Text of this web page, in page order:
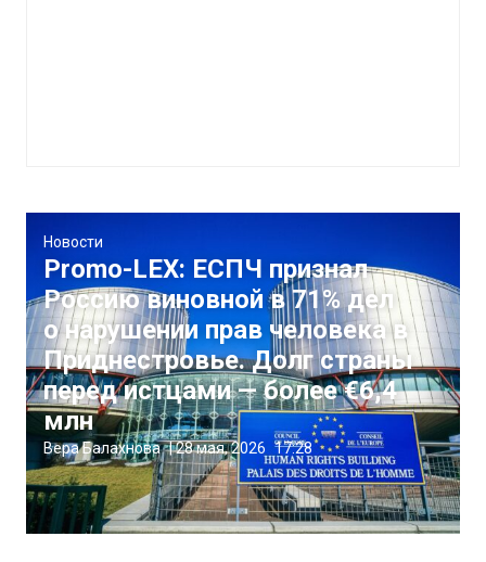
Новости
Promo-LEX: ЕСПЧ признал
Россию виновной в 71% дел
о нарушении прав человека в
Приднестровье. Долг страны
перед истцами — более €6,4
млн
Вера Балахнова |28 мая, 2026 17:28